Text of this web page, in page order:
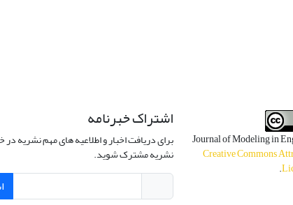
Journal of Modeling in
Creative Commons
.
اشتراک خبرنامه
برای دریافت اخبار و اطلاعیه های مهم نشریه در
نشریه مشترک شوید.